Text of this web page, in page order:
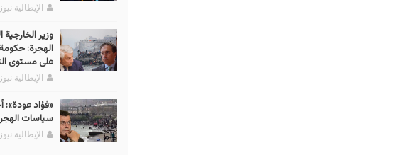
الإيطالية نيوز
وزير الخارجية
الهجرة:
على مستوى
الإيطالية نيوز
«فؤاد
سياسات
الإيطالية نيوز